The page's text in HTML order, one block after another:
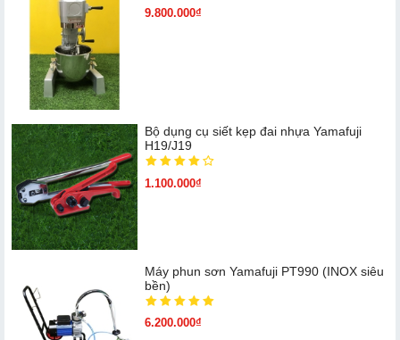
9.800.000₫
Bộ dụng cụ siết kẹp đai nhựa Yamafuji
H19/J19
1.100.000₫
Máy phun sơn Yamafuji PT990 (INOX siêu
bền)
6.200.000₫